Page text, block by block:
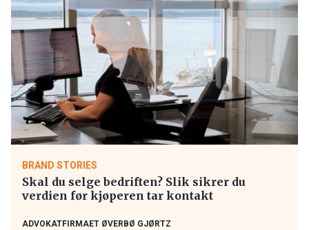
BRAND STORIES
Skal du selge bedriften? Slik sikrer du
verdien før kjøperen tar kontakt
ADVOKATFIRMAET ØVERBØ GJØRTZ